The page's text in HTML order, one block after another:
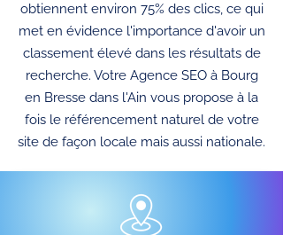
obtiennent environ 75% des clics, ce qui
met en évidence l'importance d'avoir un
classement élevé dans les résultats de
recherche. Votre Agence SEO à Bourg
en Bresse dans l'Ain vous propose à la
fois le référencement naturel de votre
site de façon locale mais aussi nationale.